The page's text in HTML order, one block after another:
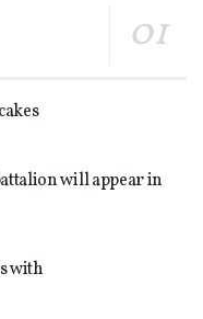
will appear in
with